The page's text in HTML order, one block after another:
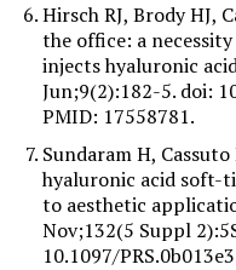
Hirsch RJ, Brody HJ,
the office: a
injects hyaluronic
Jun;9(2):182-5. doi:
PMID: 17558781.
Sundaram H,
hyaluronic acid soft-
to aesthetic
Nov;132(5 Suppl
10.1097/